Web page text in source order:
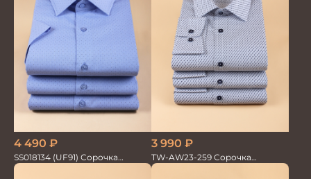
4 490 ₽
SS018134 (UF91) Сорочка
мужская GROSTYLE TRENDY
3 990 ₽
TW-AW23-259 Сорочка
мужская